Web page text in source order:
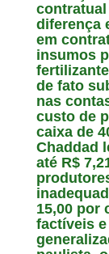
diferença
em
insumos
de fato
nas
custo de
caixa de
Chaddad
até R$
15,00 por
factíveis